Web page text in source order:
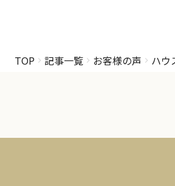
TOP 記事一覧 お客様の声 ハウ